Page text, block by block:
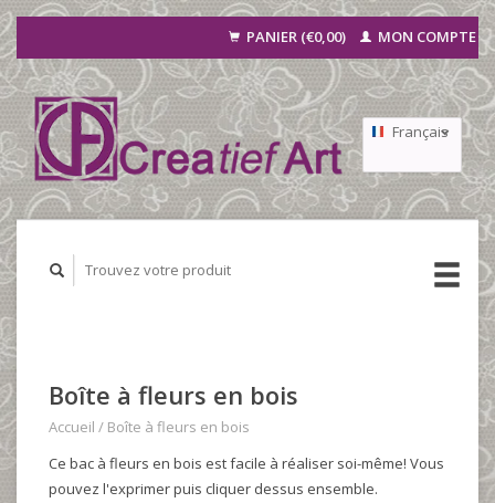
PANIER (€0,00) MON COMPTE
Français
Nederlands
Boîte à fleurs en bois
Accueil / Boîte à fleurs en bois
Ce bac à fleurs en bois est facile à réaliser soi-même! Vous
pouvez l'exprimer puis cliquer dessus ensemble.